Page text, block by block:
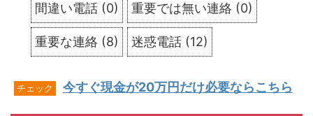
間違い電話 (0) 重要では無い連絡 (0)
重要な連絡 (8) 迷惑電話 (12)
チェック 今すぐ現金が20万円だけ必要ならこちら